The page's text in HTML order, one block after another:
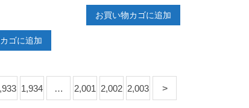
ゴに追加
お買い物カゴに追加
1,934 … 2,001 2,002 2,003